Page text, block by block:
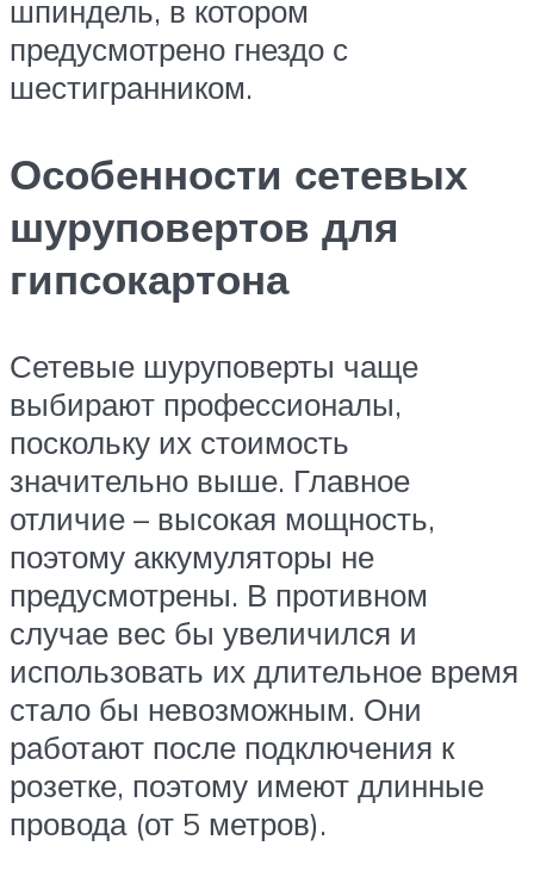
шпиндель, в котором
предусмотрено гнездо с
шестигранником.
Особенности сетевых
шуруповертов для
гипсокартона
Сетевые шуруповерты чаще
выбирают профессионалы,
поскольку их стоимость
значительно выше. Главное
отличие – высокая мощность,
поэтому аккумуляторы не
предусмотрены. В противном
случае вес бы увеличился и
использовать их длительное время
стало бы невозможным. Они
работают после подключения к
розетке, поэтому имеют длинные
провода (от 5 метров).